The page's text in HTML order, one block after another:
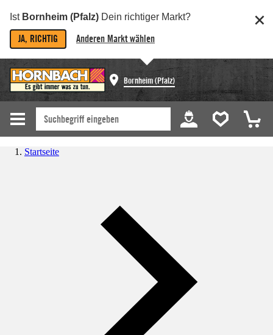
Ist Bornheim (Pfalz) Dein richtiger Markt?
JA, RICHTIG Anderen Markt wählen
Bornheim (Pfalz)
Startseite